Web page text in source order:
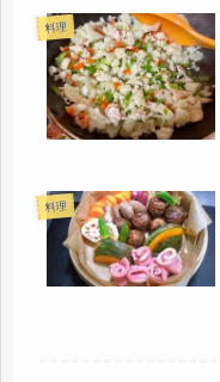
料理
料理